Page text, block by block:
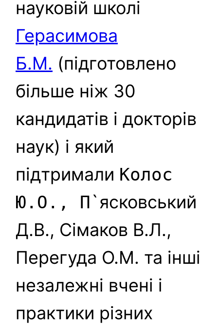
науковій школі
Герасимова
Б.М. (підготовлено
більше ніж 30
кандидатів і докторів
наук) і який
підтримали Колос
Ю.О., П`ясковський
Д.В., Сімаков В.Л.,
Перегуда О.М. та інші
незалежні вчені і
практики різних